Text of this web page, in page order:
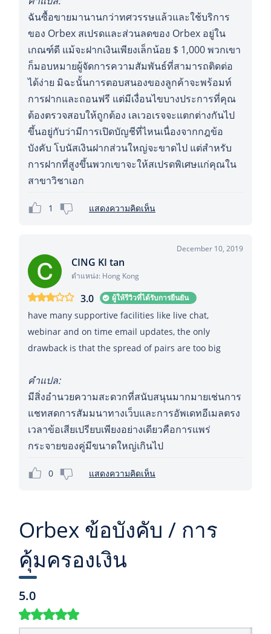
ฉันซื้อขายมานานกว่าทศวรรษแล้วและใช้บริการ
ของ Orbex สเปรดและส่วนลดของ Orbex อยู่ใน
เกณฑ์ดี แม้จะฝากเงินเพียงเล็กน้อย $ 1,000 พวกเขา
ก็มอบหมายผู้จัดการความสัมพันธ์ที่สามารถติดต่อ
ได้ง่าย มิฉะนั้นการตอบสนองของลูกค้าจะพร้อมท์
การฝากและถอนฟรี แต่มีเงื่อนไขบางประการที่คุณ
ต้องตรวจสอบให้ถูกต้อง เลเวอเรจจะแตกต่างกันไป
ขึ้นอยู่กับว่ามีการเปิดบัญชีที่ไหนเนื่องจากกฎข้อ
บังคับ โบนัสเงินฝากส่วนใหญ่จะขาดไป แต่สำหรับ
การฝากที่สูงขึ้นพวกเขาจะให้สเปรดพิเศษแก่คุณใน
สาขาวิชาเอก
1 แสดงความคิดเห็น
December 10, 2019
CING KI tan
ตำแหน่ง: Hong Kong
3.0 ผู้ให้รีวิวที่ได้รับการยืนยัน
have many supportive facilities like live chat,
webinar and on time email updates, the only
drawback is that the spread of pairs are too big
คำแปล:
มีสิ่งอำนวยความสะดวกที่สนับสนุนมากมายเช่นการ
แชทสดการสัมมนาทางเว็บและการอัพเดทอีเมลตรง
เวลาข้อเสียเปรียบเพียงอย่างเดียวคือการแพร่
กระจายของคู่มีขนาดใหญ่เกินไป
0 แสดงความคิดเห็น
Orbex ข้อบังคับ / การ
คุ้มครองเงิน
5.0